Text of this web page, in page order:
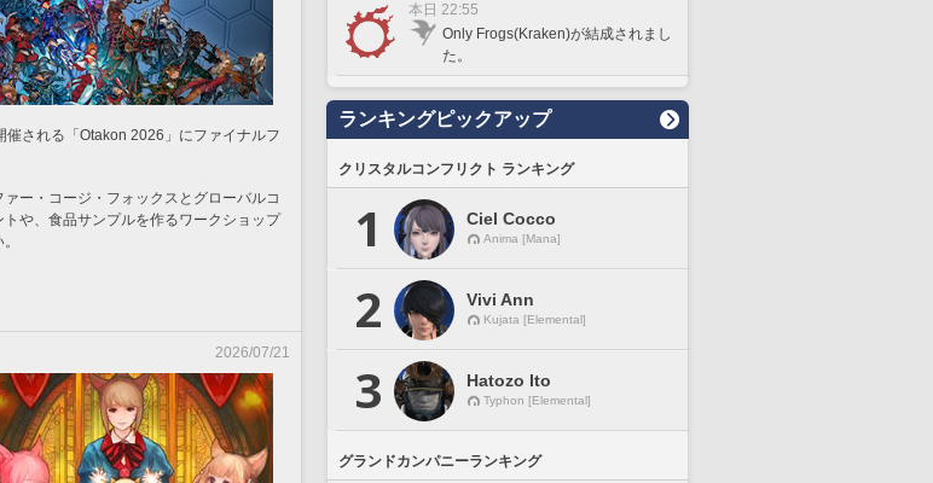
催される「Otakon 2026」にファイナルフ
ー・コージ・フォックスとグローバルコ
や、食品サンプルを作るワークショップ
2026/07/21
本日 22:55
Only Frogs(Kraken)が結成されまし
た。
ランキングピックアップ
クリスタルコンフリクト ランキング
1 Ciel Cocco
Anima [Mana]
2 Vivi Ann
Kujata [Elemental]
3 Hatozo Ito
Typhon [Elemental]
グランドカンパニーランキング